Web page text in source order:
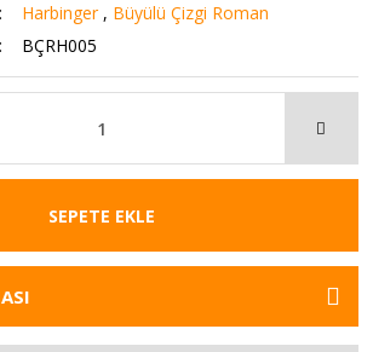
Harbinger , Büyülü Çizgi Roman
BÇRH005
SEPETE EKLE